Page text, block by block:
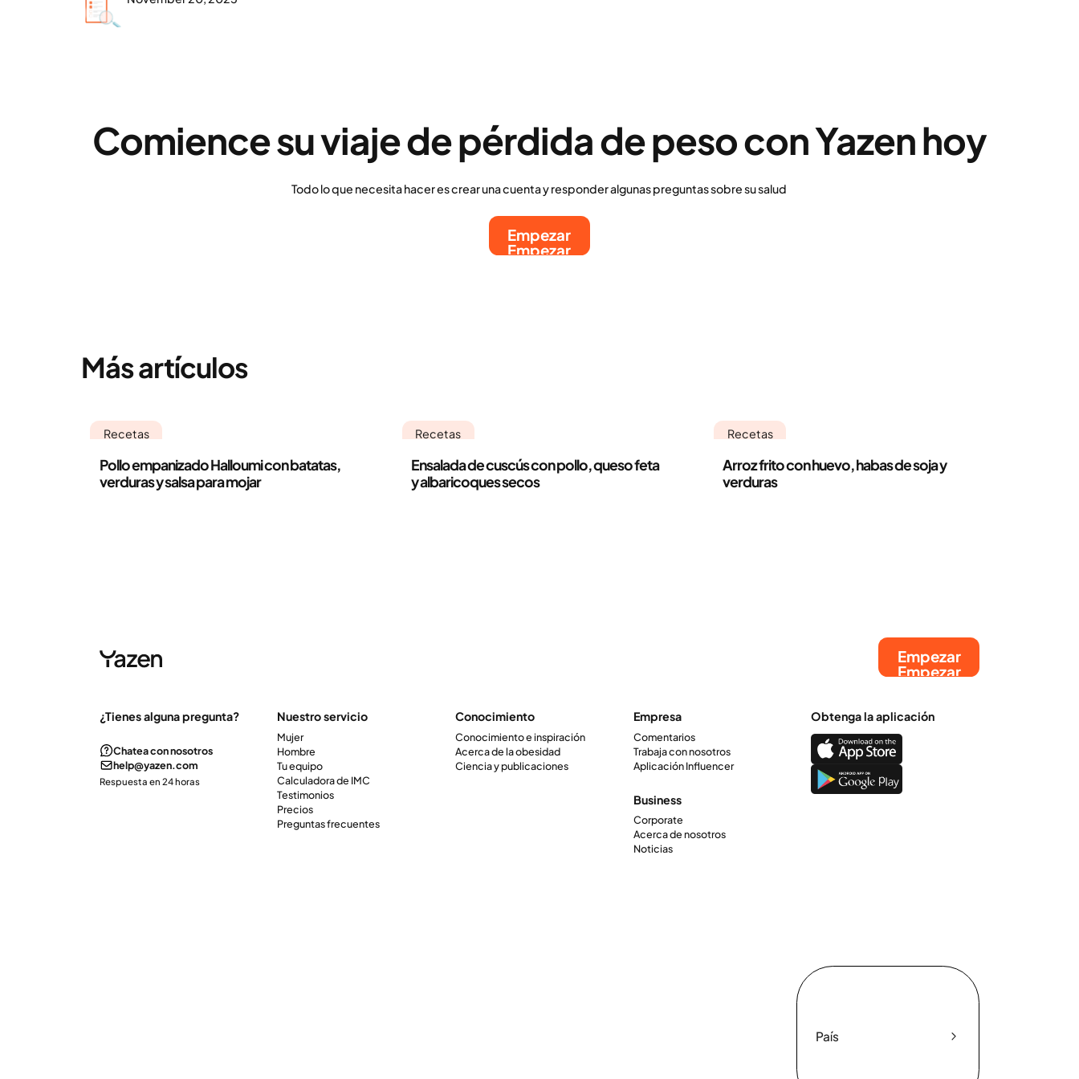
Comience su viaje de pérdida de peso con Yazen hoy
Todo lo que necesita hacer es crear una cuenta y responder algunas preguntas sobre su salud
Empezar
Empezar
Más artículos
Recetas
Pollo empanizado Halloumi con batatas,
verduras y salsa para mojar
Recetas
Ensalada de cuscús con pollo, queso feta
y albaricoques secos
Recetas
Arroz frito con huevo, habas de soja y
verduras
Empezar
Empezar
¿Tienes alguna pregunta?
Chatea con nosotros
help@yazen.com
Respuesta en 24 horas
Nuestro servicio
Mujer
Hombre
Tu equipo
Calculadora de IMC
Testimonios
Precios
Preguntas frecuentes
Conocimiento
Conocimiento e inspiración
Acerca de la obesidad
Ciencia y publicaciones
Empresa
Comentarios
Trabaja con nosotros
Aplicación Influencer
Business
Corporate
Acerca de nosotros
Noticias
Obtenga la aplicación
País